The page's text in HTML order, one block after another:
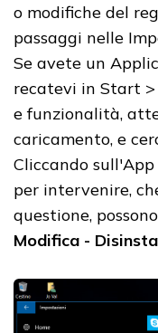
o modifiche del
passaggi nelle
Se avete un
recatevi in Start
e funzionalità,
caricamento, e
Cliccando
per intervenire,
questione,
Modifica -